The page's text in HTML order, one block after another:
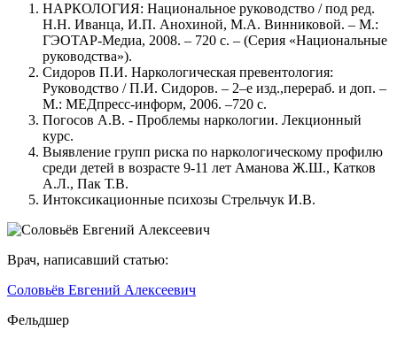
НАРКОЛОГИЯ: Национальное руководство / под ред.
Н.Н. Иванца, И.П. Анохиной, М.А. Винниковой. – М.:
ГЭОТАР-Медиа, 2008. – 720 с. – (Серия «Национальные
руководства»).
Сидоров П.И. Наркологическая превентология:
Руководство / П.И. Сидоров. – 2–е изд.,перераб. и доп. –
М.: МЕДпресс-информ, 2006. –720 с.
Погосов А.В. - Проблемы наркологии. Лекционный
курс.
Выявление групп риска по наркологическому профилю
среди детей в возрасте 9-11 лет Аманова Ж.Ш., Катков
А.Л., Пак Т.В.
Интоксикационные психозы Стрельчук И.В.
Врач, написавший статью:
Соловьёв Евгений Алексеевич
Фельдшер